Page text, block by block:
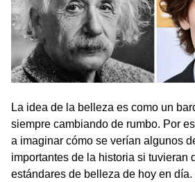
La idea de la belleza es como un
siempre cambiando de rumbo. Por
a imaginar cómo se verían algunos
importantes de la historia si tuvieran
estándares de belleza de hoy en